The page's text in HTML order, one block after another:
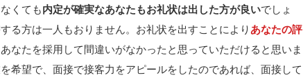
くても内定が確実なあなたもお礼状は出した方が良いでしょ
る方は一人もおりません。お礼状を出すことにより あなたの評
なたを採用して間違いがなかったと思っていただけると思いま
希望で、面接で接客力をアピールをしたのであれば、面接して